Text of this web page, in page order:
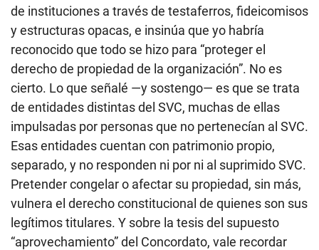
de instituciones a través de testaferros, fideicomisos
y estructuras opacas, e insinúa que yo habría
reconocido que todo se hizo para “proteger el
derecho de propiedad de la organización”. No es
cierto. Lo que señalé —y sostengo— es que se trata
de entidades distintas del SVC, muchas de ellas
impulsadas por personas que no pertenecían al SVC.
Esas entidades cuentan con patrimonio propio,
separado, y no responden ni por ni al suprimido SVC.
Pretender congelar o afectar su propiedad, sin más,
vulnera el derecho constitucional de quienes son sus
legítimos titulares. Y sobre la tesis del supuesto
“aprovechamiento” del Concordato, vale recordar